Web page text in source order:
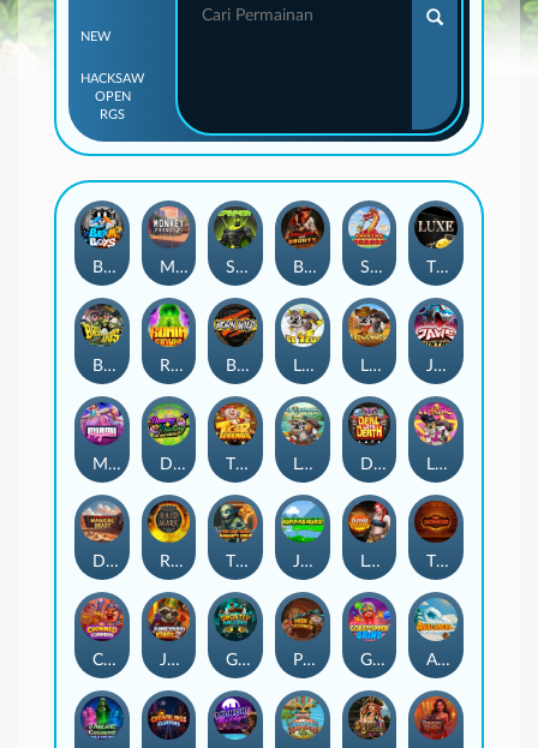
NEW
HACKSAW
OPEN
RGS
Beam Boys Monkey Frenzy 2: Boss is Here! Spinman BULLETS AND BOUNTY SMOKING DRAGON The Luxe
BASH BROS Ronin Stackways Born Wild LE ZEUS LE COWBOY JAWS OF JUSTICE
MIAMI MAYHEM DONNY AND DANNY TIGER LEGENDS Le Fisherman DEAL WITH DEATH LE KING
Darkside Prairie: Magical Beast Raidmark The Lost Book of Mummy’s Curse Jumpasaurs Leatherheads The Jack & Rose
Crowned Corners Junkyard Kings 2 Ghostly Hallows Peek & Pounce Gobstopper Grind Avalanche